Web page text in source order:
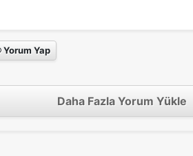
Yorum Yap
Daha Fazla Yorum Yükle